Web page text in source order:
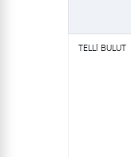
TELLİ BULUT